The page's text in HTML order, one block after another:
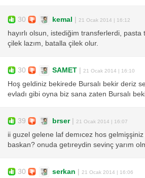
30 kemal | 21 Ocak 2014 | 16:12
hayırlı olsun, istediğim transferlerdi,
çilek lazım, batalla çilek olur.
30 SAMET | 21 Ocak 2014 | 16:10
Hoş geldiniz bekirede Bursalı bekir deriz
evladı gibi oyna biz sana zaten Bursalı
39 brser| 21 Ocak 2014 | 16:07
ii guzel gelene laf demıcez hos
baskan? onuda getıreydin sevinç yarım
30 serkan | 21 Ocak 2014 | 16:06